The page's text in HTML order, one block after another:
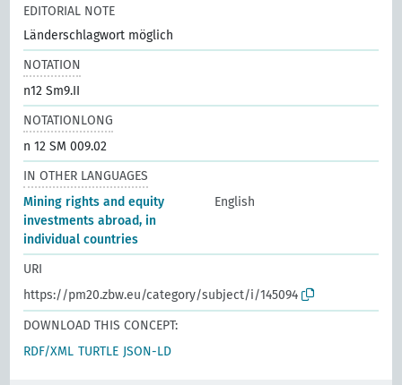
EDITORIAL NOTE
Länderschlagwort möglich
NOTATION
n12 Sm9.II
NOTATIONLONG
n 12 SM 009.02
IN OTHER LANGUAGES
Mining rights and equity
investments abroad, in
individual countries
English
URI
https://pm20.zbw.eu/category/subject/i/145094
DOWNLOAD THIS CONCEPT:
RDF/XML TURTLE JSON-LD